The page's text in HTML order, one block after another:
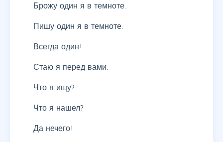
Брожу один я в темноте.
Пишу один я в темноте.
Всегда один!
Стаю я перед вами.
Что я ищу?
Что я нашел?
Да нечего!